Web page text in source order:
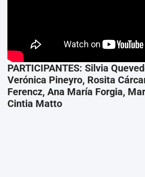
PARTICIPANTES: Silvia
Verónica Pineyro, Rosita
Ferencz, Ana María Forgia,
Cintia Matto